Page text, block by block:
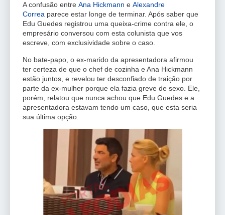
A confusão entre Ana Hickmann e Alexandre
Correa parece estar longe de terminar. Após saber que
Edu Guedes registrou uma queixa-crime contra ele, o
empresário conversou com esta colunista que vos
escreve, com exclusividade sobre o caso.
No bate-papo, o ex-marido da apresentadora afirmou
ter certeza de que o chef de cozinha e Ana Hickmann
estão juntos, e revelou ter desconfiado de traição por
parte da ex-mulher porque ela fazia greve de sexo. Ele,
porém, relatou que nunca achou que Edu Guedes e a
apresentadora estavam tendo um caso, que esta seria
sua última opção.